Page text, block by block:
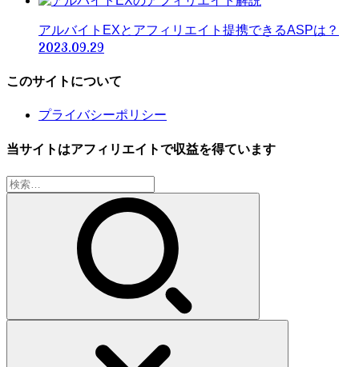
アルバイトEXとアフィリエイト提携できるASPは？
2023.09.29
このサイトについて
プライバシーポリシー
当サイトはアフィリエイトで収益を得ています
検
索: